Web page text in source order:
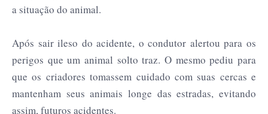
a situação do animal.
Após sair ileso do acidente, o condutor alertou para os
perigos que um animal solto traz. O mesmo pediu para
que os criadores tomassem cuidado com suas cercas e
mantenham seus animais longe das estradas, evitando
assim, futuros acidentes.